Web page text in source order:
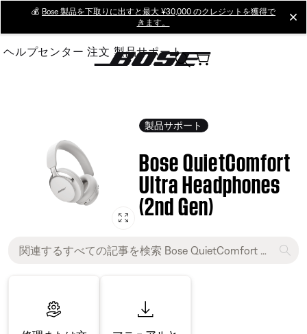
Main
💰 Bose 製品を下取りに出すと最大 ¥30,000 のクレジットを獲得で
きます。
ヘルプセンター 注文 製品サポート
製品サポート
Bose QuietComfort
Ultra Headphones
(2nd Gen)